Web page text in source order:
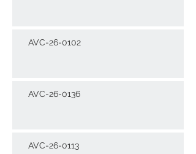
AVC-26-0102
AVC-26-0136
AVC-26-0113